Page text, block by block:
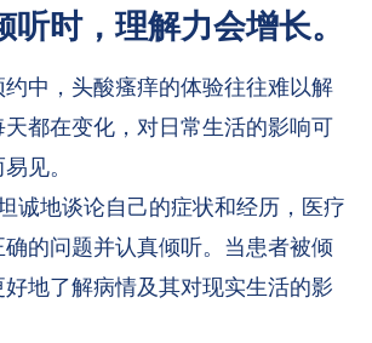
听时，理解力会增长。
中，头酸瘙痒的体验往往难以解
都在变化，对日常生活的影响可
见。
诚地谈论自己的症状和经历，医疗
的问题并认真倾听。当患者被倾
地了解病情及其对现实生活的影